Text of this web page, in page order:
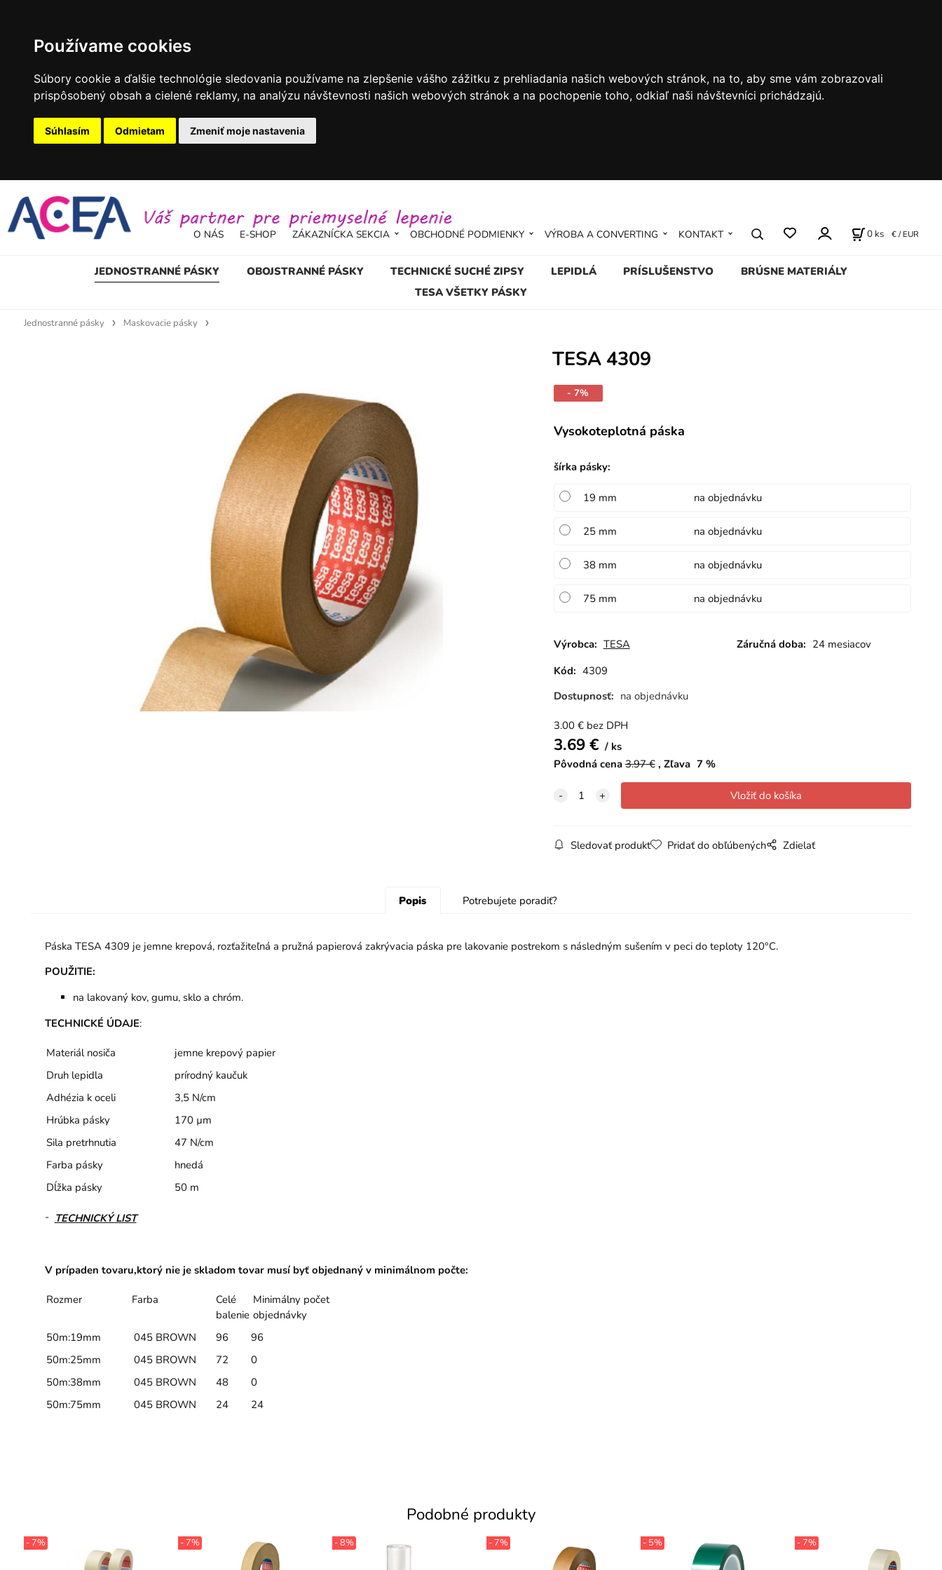
Používame cookies
Súbory cookie a ďalšie technológie sledovania používame na zlepšenie vášho zážitku z prehliadania našich webových stránok, na to, aby sme vám zobrazovali
prispôsobený obsah a cielené reklamy, na analýzu návštevnosti našich webových stránok a na pochopenie toho, odkiaľ naši návštevníci prichádzajú.
Súhlasím Odmietam Zmeniť moje nastavenia
JEDNOSTRANNÉ PÁSKY OBOJSTRANNÉ PÁSKY TECHNICKÉ SUCHÉ ZIPSY LEPIDLÁ PRÍSLUŠENSTVO
BRÚSNE MATERIÁLY
TESA VŠETKY PÁSKY
O NÁS E-SHOP ZÁKAZNÍCKA SEKCIA OBCHODNÉ PODMIENKY VÝROBA A CONVERTING KONTAKT 0 ks € / EUR
Jednostranné pásky Maskovacie pásky
TESA 4309
- 7%
Vysokoteplotná páska
šírka pásky:
19 mm na objednávku
25 mm na objednávku
38 mm na objednávku
75 mm na objednávku
Výrobca: TESA Záručná doba: 24 mesiacov
Kód: 4309
Dostupnosť: na objednávku
3.00€ bez DPH
3.69€
ks
Pôvodná cena 3.97€ Zľava 7%
Sledovať produkt Pridať do obľúbených Zdielať
Popis Potrebujete poradiť?
Páska TESA 4309 je jemne krepová, rozťažiteľná a pružná papierová zakrývacia páska pre lakovanie postrekom s následným sušením v peci do teploty 120°C.
POUŽITIE:
na lakovaný kov, gumu, sklo a chróm.
TECHNICKÉ ÚDAJE:
Materiál nosiča
jemne krepový papier
Druh lepidla
prírodný kaučuk
Adhézia k oceli
3,5 N/cm
Hrúbka pásky
170 µm
Sila pretrhnutia
47 N/cm
Farba pásky
hnedá
Dĺžka pásky
50 m
- TECHNICKÝ LIST
V prípaden tovaru,ktorý nie je skladom tovar musí byť objednaný v minimálnom počte:
Rozmer Farba
Celé
balenie
Minimálny počet
objednávky
50m:19mm
045 BROWN 96
96
50m:25mm
045 BROWN 72
0
50m:38mm
045 BROWN 48
0
50m:75mm
045 BROWN 24 24
Podobné produkty
- 7% - 7% - 8% - 7% - 5% - 7%